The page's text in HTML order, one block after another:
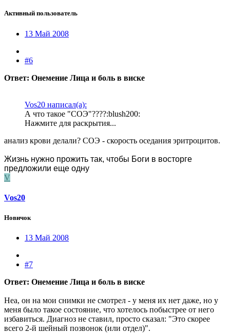
Активный пользователь
13 Май 2008
#6
Ответ: Онемение Лица и боль в виске
Vos20 написал(а):
А что такое "СОЭ"????:blush200:
Нажмите для раскрытия...
анализ крови делали? СОЭ - скорость оседания эритроцитов.
Жизнь нужно прожить так, чтобы Боги в восторге
предложили еще одну
V
Vos20
Новичок
13 Май 2008
#7
Ответ: Онемение Лица и боль в виске
Неа, он на мои снимки не смотрел - у меня их нет даже, но у
меня было такое состояние, что хотелось побыстрее от него
избавиться. Диагноз не ставил, просто сказал: "Это скорее
всего 2-й шейный позвонок (или отдел)".